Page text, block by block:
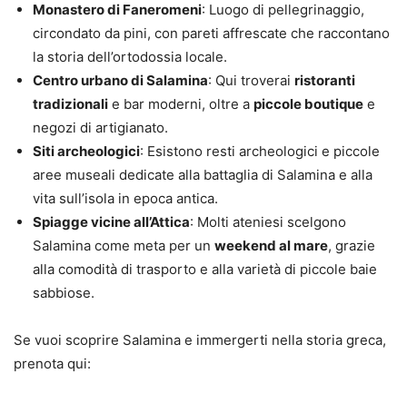
Monastero di Faneromeni: Luogo di pellegrinaggio,
circondato da pini, con pareti affrescate che raccontano
la storia dell’ortodossia locale.
Centro urbano di Salamina: Qui troverai ristoranti
tradizionali e bar moderni, oltre a piccole boutique e
negozi di artigianato.
Siti archeologici: Esistono resti archeologici e piccole
aree museali dedicate alla battaglia di Salamina e alla
vita sull’isola in epoca antica.
Spiagge vicine all’Attica: Molti ateniesi scelgono
Salamina come meta per un weekend al mare, grazie
alla comodità di trasporto e alla varietà di piccole baie
sabbiose.
Se vuoi scoprire Salamina e immergerti nella storia greca,
prenota qui: